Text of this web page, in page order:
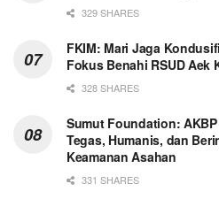
329 SHARES
FKIM: Mari Jaga
Fokus Benahi RSUD Aek
328 SHARES
Sumut Foundation:
Tegas, Humanis, dan
Keamanan Asahan
331 SHARES